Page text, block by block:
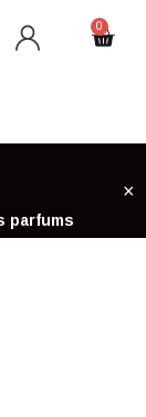
0
Cart
parfums
×